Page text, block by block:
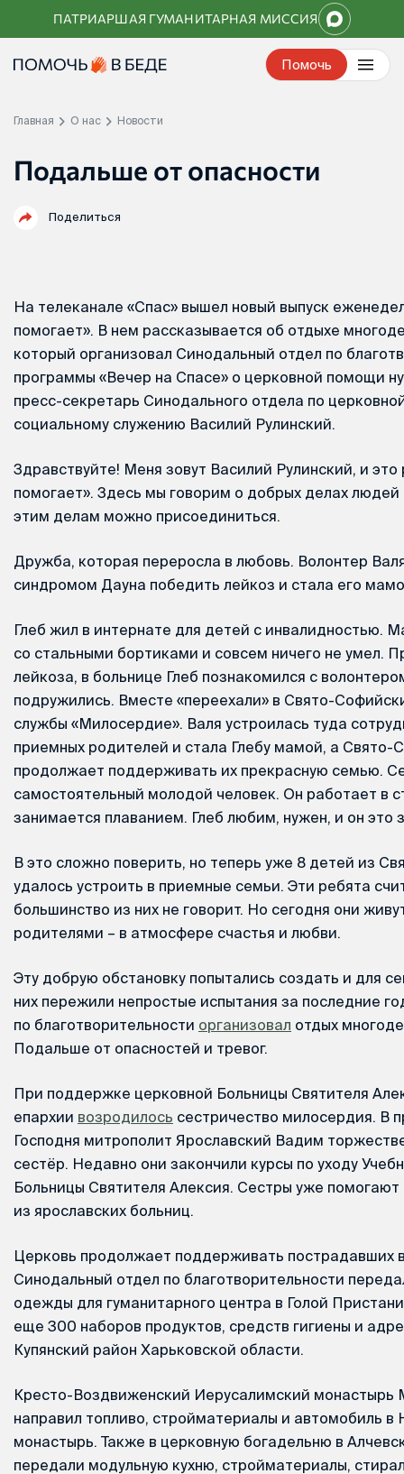
Перейти
к
контенту
ПАТРИАРШАЯ ГУМАНИТАРНАЯ МИССИЯ
Помочь
Главная О нас Новости
Подальше от опасности
Поделиться
На телеканале «Спас» вышел новый выпуск
помогает». В нем рассказывается об отдыхе
который организовал Синодальный отдел по
программы «Вечер на Спасе» о церковной помощи
пресс-секретарь Синодального отдела по
социальному служению Василий Рулинский.
Здравствуйте! Меня зовут Василий Рулинский, и
помогает». Здесь мы говорим о добрых делах
этим делам можно присоединиться.
Дружба, которая переросла в любовь. Волонтер
синдромом Дауна победить лейкоз и стала его
Глеб жил в интернате для детей с инвалидностью.
со стальными бортиками и совсем ничего не умел.
лейкоза, в больнице Глеб познакомился с
подружились. Вместе «переехали» в Свято-
службы «Милосердие». Валя устроилась туда
приемных родителей и стала Глебу мамой, а
продолжает поддерживать их прекрасную семью.
самостоятельный молодой человек. Он работает в
занимается плаванием. Глеб любим, нужен, и он это
В это сложно поверить, но теперь уже 8 детей из
удалось устроить в приемные семьи. Эти ребята
большинство из них не говорит. Но сегодня они
родителями – в атмосфере счастья и любви.
Эту добрую обстановку попытались создать и для
них пережили непростые испытания за последние
по благотворительности организовал отдых
Подальше от опасностей и тревог.
При поддержке церковной Больницы Святителя
епархии возродилось сестричество милосердия. В
Господня митрополит Ярославский Вадим
сестёр. Недавно они закончили курсы по уходу
Больницы Святителя Алексия. Сестры уже
из ярославских больниц.
Церковь продолжает поддерживать пострадавших
Синодальный отдел по благотворительности
одежды для гуманитарного центра в Голой
еще 300 наборов продуктов, средств гигиены и
Купянский район Харьковской области.
Кресто-Воздвиженский Иерусалимский монастырь
направил топливо, стройматериалы и автомобиль в
монастырь. Также в церковную богадельню в
передали модульную кухню, стройматериалы,